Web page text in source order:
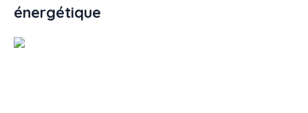
énergétique